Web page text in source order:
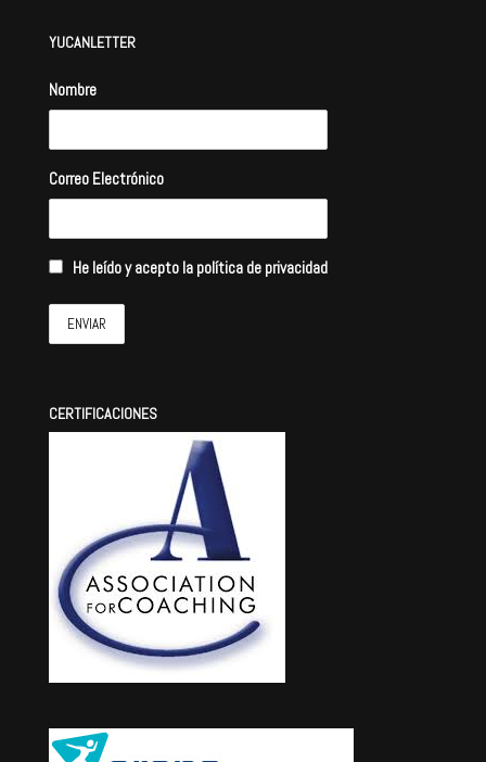
YUCANLETTER
Nombre
Correo Electrónico
He leído y acepto la política de privacidad
CERTIFICACIONES